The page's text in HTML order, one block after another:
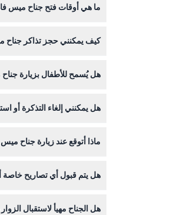
ما هي أوقات فتح جناح ميس
(قابل للتغيير - يرجى
كيف يمكنني حجز تذاكر جناح
هل يُسمح للأطفال بزيارة
هل يمكنني إلغاء التذكرة أو
ماذا أتوقع عند زيارة جناح
هل يتم قبول أي تصاريح
هل الجناح مهيأ لاستقبال